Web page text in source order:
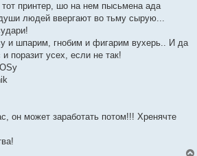
принтер, шо на нем пысьмена ада
людей ввергают во тьму сырую...
и шпарим, гнобим и фигарим вухерь.. И да
поразит усех, если не так!
он может заработать потом!!! Хренячте